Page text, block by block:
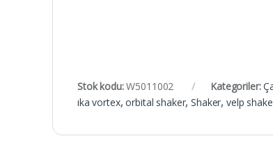
Stok kodu:W5011002 Kategoriler:
ıka vortex,orbital shaker,Shaker,velp